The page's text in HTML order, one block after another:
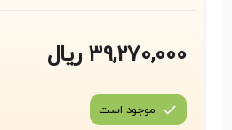
39,270,000 ریال
موجود است